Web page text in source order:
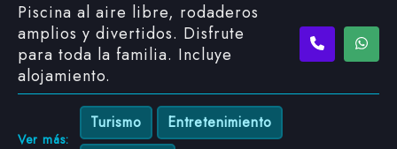
Piscina al aire libre, rodaderos
amplios y divertidos. Disfrute
para toda la familia. Incluye
alojamiento.
Ver más:
Turismo
Entretenimiento